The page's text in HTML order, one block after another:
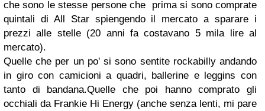
che sono le stesse persone che prima si sono comprate
quintali di All Star spiengendo il mercato a sparare i
prezzi alle stelle (20 anni fa costavano 5 mila lire al
mercato).
Quelle che per un po' si sono sentite rockabilly andando
in giro con camicioni a quadri, ballerine e leggins con
tanto di bandana.Quelle che poi hanno comprato gli
occhiali da Frankie Hi Energy (anche senza lenti, mi pare